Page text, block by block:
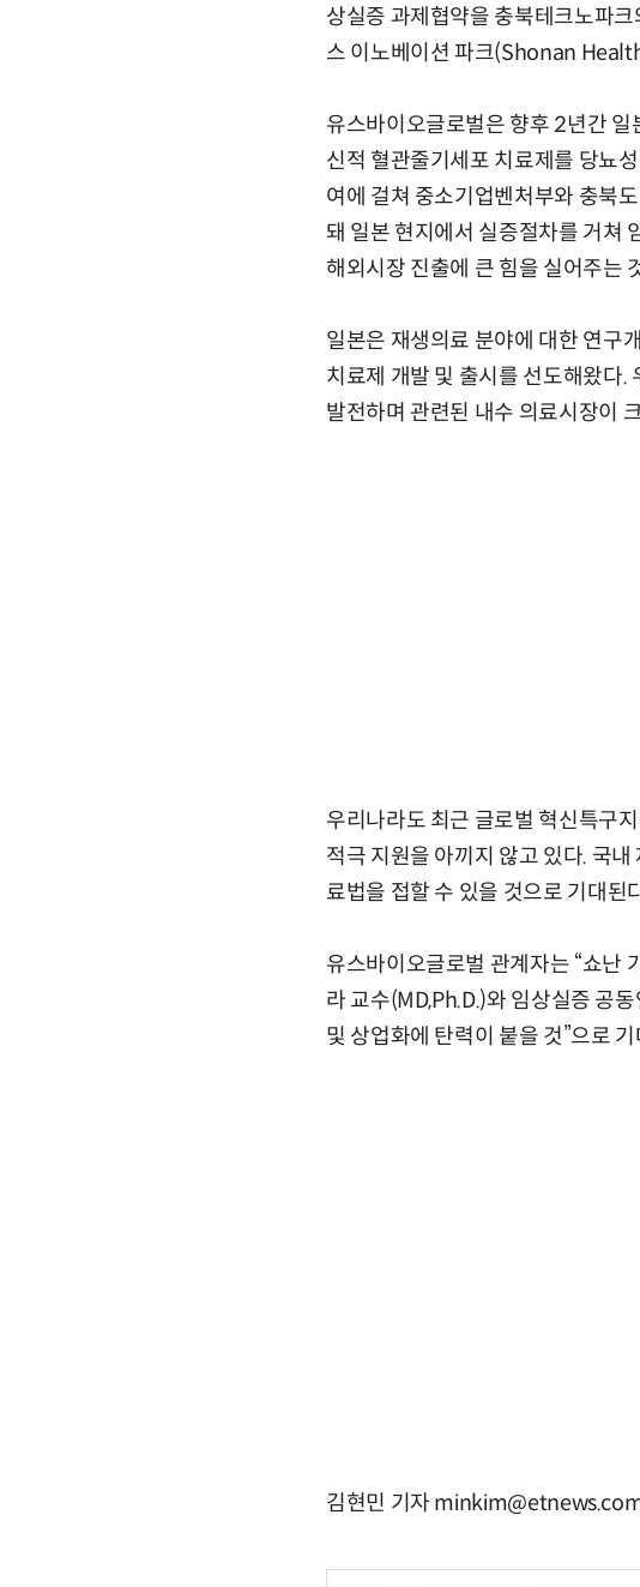
상실증 과제협약을 충북테크노파
스 이노베이션 파크(Shonan
유스바이오글로벌은 향후 2년간 일
신적 혈관줄기세포 치료제를 당뇨
여에 걸쳐 중소기업벤처부와 충북
돼 일본 현지에서 실증절차를 거쳐
해외시장 진출에 큰 힘을 실어주는
일본은 재생의료 분야에 대한 연구
치료제 개발 및 출시를 선도해왔다.
발전하며 관련된 내수 의료시장이
우리나라도 최근 글로벌 혁신특구
적극 지원을 아끼지 않고 있다. 국
료법을 접할 수 있을 것으로 기대된
유스바이오글로벌 관계자는 “쇼
라 교수(MD,Ph.D.)와 임상실증 공
및 상업화에 탄력이 붙을 것”으로
김현민 기자